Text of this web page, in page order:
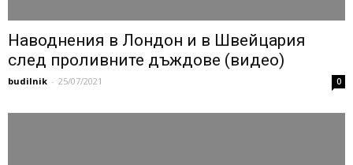
Наводнения в Лондон и в Швейцария
след проливните дъждове (видео)
budilnik - 25/07/2021 0